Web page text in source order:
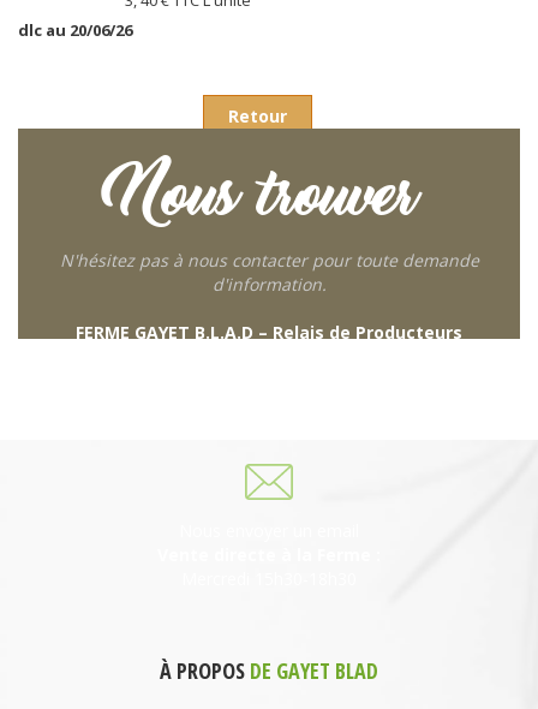
dlc au 20/06/26
Retour
Nous trouver
N'hésitez pas à nous contacter pour toute demande
d'information.
FERME GAYET B.L.A.D – Relais de Producteurs
À PROPOS DE GAYET BLAD